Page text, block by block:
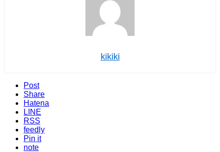
kikiki
Post
Share
Hatena
LINE
RSS
feedly
Pin it
note